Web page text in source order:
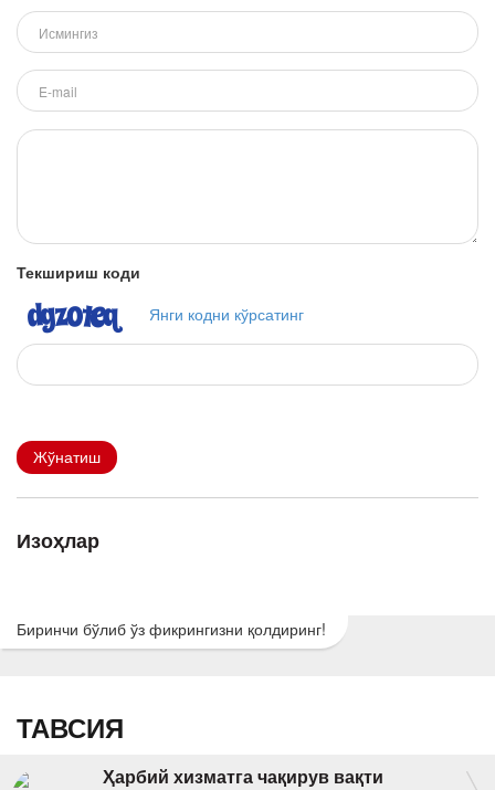
Текшириш коди
Янги кодни кўрсатинг
Жўнатиш
Изоҳлар
Биринчи бўлиб ўз фикрингизни қолдиринг!
ТАВСИЯ
Ҳарбий хизматга чақирув вақти